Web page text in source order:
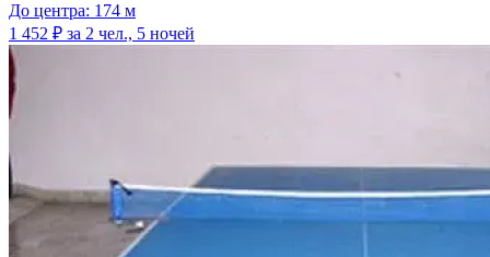
До центра: 174 м
1 452 ₽ за 2 чел., 5 ночей